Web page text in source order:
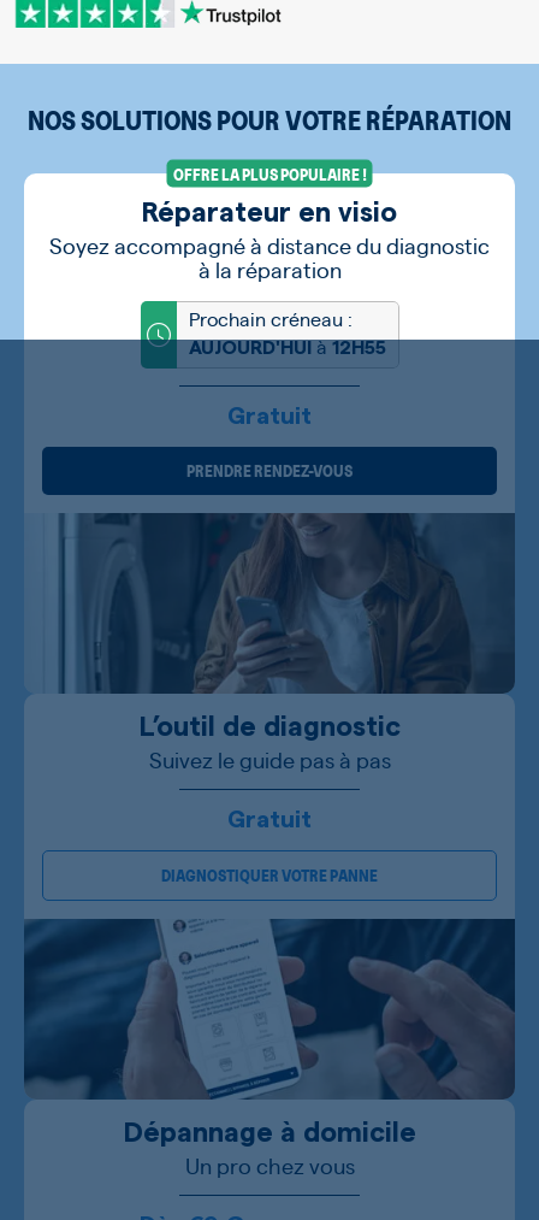
NOS SOLUTIONS POUR VOTRE RÉPARATION
OFFRE LA PLUS POPULAIRE !
Réparateur en visio
Soyez accompagné à distance du diagnostic
à la réparation
Prochain créneau :
AUJOURD'HUI à 12H55
Gratuit
PRENDRE RENDEZ-VOUS
L’outil de diagnostic
Suivez le guide pas à pas
Gratuit
DIAGNOSTIQUER VOTRE PANNE
Dépannage à domicile
Un pro chez vous